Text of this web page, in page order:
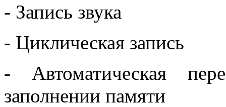
- Запись звука
- Циклическая запись
- Автоматическая
заполнении памяти